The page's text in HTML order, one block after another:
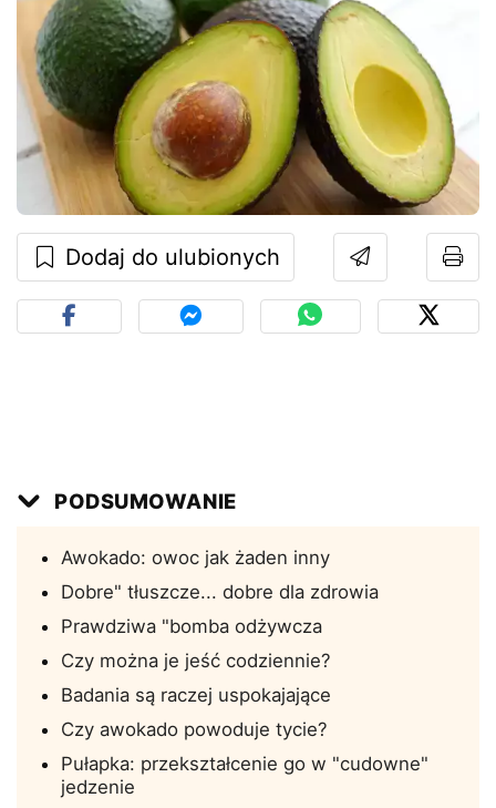
Dodaj do ulubionych
PODSUMOWANIE
Awokado: owoc jak żaden inny
Dobre" tłuszcze... dobre dla zdrowia
Prawdziwa "bomba odżywcza
Czy można je jeść codziennie?
Badania są raczej uspokajające
Czy awokado powoduje tycie?
Pułapka: przekształcenie go w "cudowne"
jedzenie